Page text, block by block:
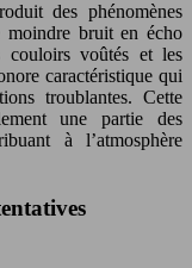
des phénomènes
moindre bruit en écho
couloirs voûtés et les
caractéristique qui
troublantes. Cette
une partie des
à l’atmosphère